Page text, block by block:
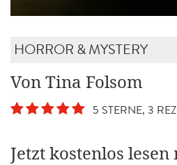
HORROR & MYSTERY
Von Tina Folsom
5 STERNE, 3
Jetzt kostenlos